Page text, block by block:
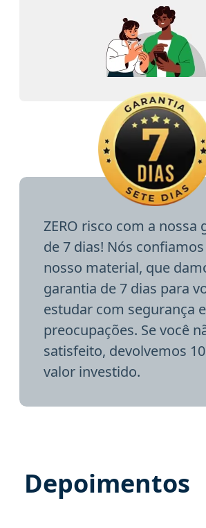
ZERO risco com a nossa
de 7 dias! Nós
nosso material, que
garantia de 7 dias para
estudar com segurança
preocupações. Se você
satisfeito, devolvemos
valor investido.
Depoimentos